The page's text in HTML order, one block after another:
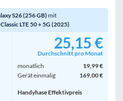
S26 (256 GB) mit
LTE 50 + 5G (2025)
25,15 €
Durchschnitt pro Monat
monatlich
19,99 €
Gerät einmalig
169,00 €
Handyhase Effektivpreis